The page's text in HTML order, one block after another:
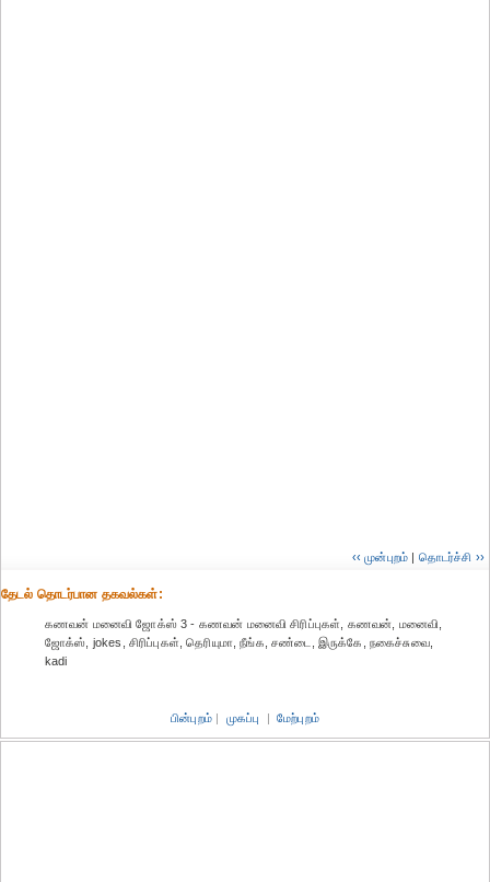
‹‹ முன்புறம் | தொடர்ச்சி ››
தேட‌ல் தொட‌ர்பான தகவ‌ல்க‌ள்:
கணவன் மனைவி ஜோக்ஸ் 3 - கணவன் மனைவி சிரிப்புகள், கணவன், மனைவி,
ஜோக்ஸ், jokes, சிரிப்புகள், தெரியுமா, நீங்க, சண்டை, இருக்கே, நகைச்சுவை,
kadi
பின்புறம் | முகப்பு | மேற்புறம்